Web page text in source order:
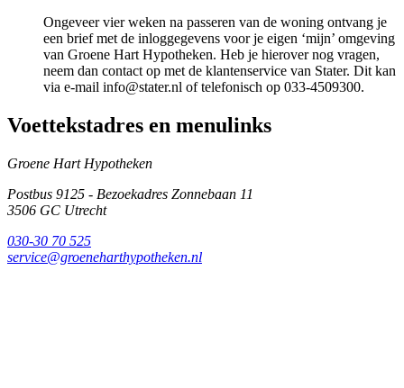
Ongeveer vier weken na passeren van de woning ontvang je
een brief met de inloggegevens voor je eigen ‘mijn’ omgeving
van Groene Hart Hypotheken. Heb je hierover nog vragen,
neem dan contact op met de klantenservice van Stater. Dit kan
via e-mail info@stater.nl of telefonisch op 033-4509300.
Voettekstadres en menulinks
Groene Hart Hypotheken
Postbus 9125 - Bezoekadres Zonnebaan 11
3506 GC Utrecht
030-30 70 525
service@groeneharthypotheken.nl